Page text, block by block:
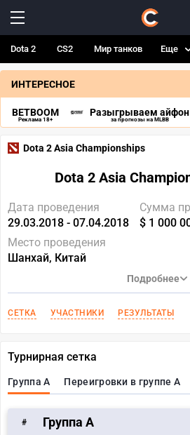
Dota 2 CS2 Мир танков Еще
ИНТЕРЕСНОЕ
BETBOOM
Реклама 18+
Разыгрываем айфон
за прогнозы на MLBB
Dota 2 Asia Championships
Dota 2 Asia
Дата проведения
29.03.2018 - 07.04.2018
Сумма
$ 1 000
Место проведения
Шанхай, Китай
Подробнее
СЕТКА УЧАСТНИКИ РЕЗУЛЬТАТЫ
Турнирная сетка
Группа A Переигровки в группе A
# Группа A